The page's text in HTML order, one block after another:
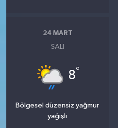
24 MART
SALI
8°
Bölgesel düzensiz yağmur
yağışlı